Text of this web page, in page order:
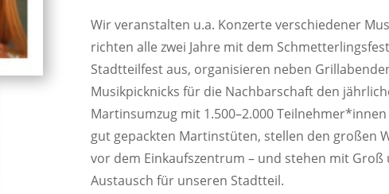
Wir veranstalten u.a. Konzerte verschiedener
richten alle zwei Jahre mit dem
Stadtteilfest aus, organisieren neben
Musikpicknicks für die Nachbarschaft den
Martinsumzug mit 1.500–2.000
gut gepackten Martinstüten, stellen den großen
vor dem Einkaufszentrum – und stehen mit Groß
Austausch für unseren Stadtteil.